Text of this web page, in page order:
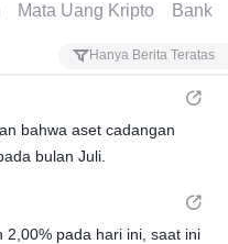
Mata Uang Kripto Bank
Hanya Berita Teratas
bahwa aset cadangan
bulan Juli.
2,00% pada hari ini, saat ini